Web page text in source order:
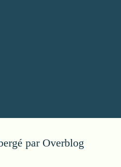
par Overblog